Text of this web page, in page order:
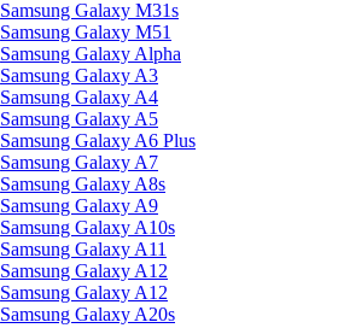
Samsung Galaxy M31s
Samsung Galaxy M51
Samsung Galaxy Alpha
Samsung Galaxy A3
Samsung Galaxy A4
Samsung Galaxy A5
Samsung Galaxy A6 Plus
Samsung Galaxy A7
Samsung Galaxy A8s
Samsung Galaxy A9
Samsung Galaxy A10s
Samsung Galaxy A11
Samsung Galaxy A12
Samsung Galaxy A12
Samsung Galaxy A20s